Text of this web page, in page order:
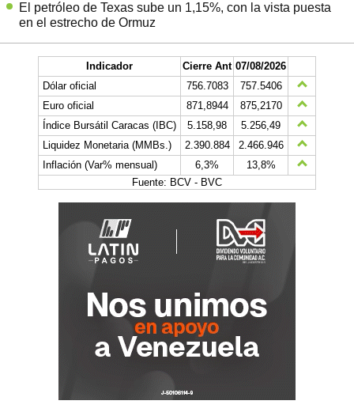
El petróleo de Texas sube un 1,15%, con la vista puesta
en el estrecho de Ormuz
Indicador Cierre Ant 07/08/2026
Dólar oficial
756.7083
757.5406
Euro oficial
871,8944
875,2170
Índice Bursátil Caracas (IBC)
5.158,98
5.256,49
Liquidez Monetaria (MMBs.)
2.390.884
2.466.946
Inflación (Var% mensual)
6,3%
13,8%
Fuente: BCV - BVC